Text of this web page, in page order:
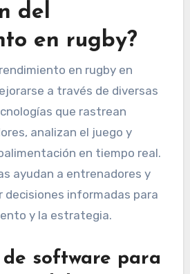
del
en rugby?
en rugby en
a través de diversas
que rastrean
analizan el juego y
en tiempo real.
ayudan a entrenadores y
decisiones informadas para
y la estrategia.
de software para